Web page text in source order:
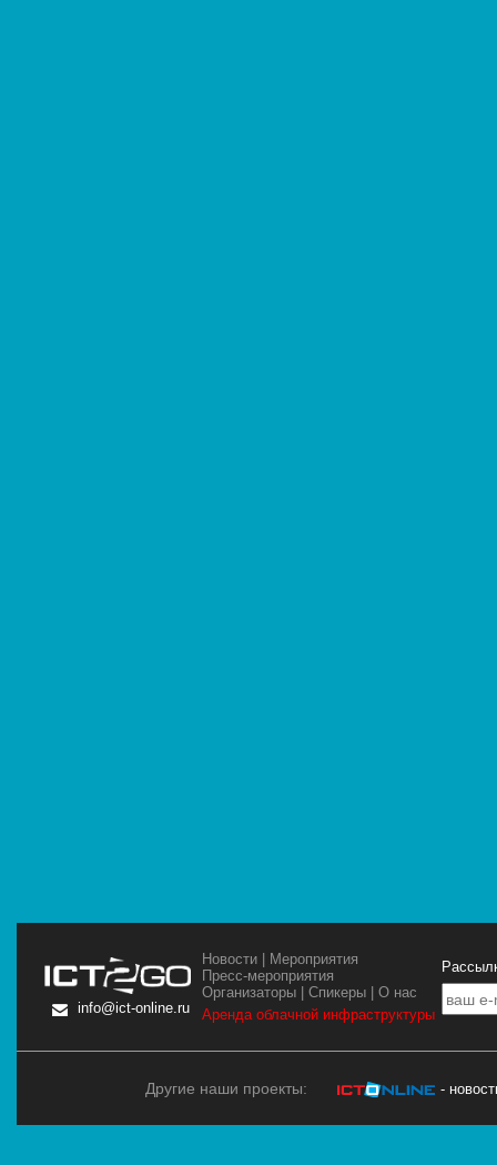
info@ict-online.ru
Новости
Мероприятия
Пресс-мероприятия
Организаторы |Спикеры |О нас
Аренда облачной инфраструктуры
Другие наши проекты: -